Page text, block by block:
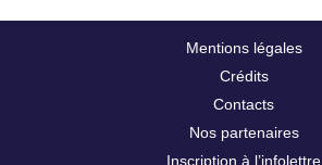
Mentions légales
Crédits
Contacts
Nos partenaires
Inscription à l’infolettre